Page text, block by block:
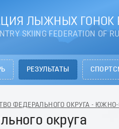
ЛЫЖНЫХ ГОНОК
SKIING FEDERATION OF
РЕЗУЛЬТАТЫ
ФЕДЕРАЛЬНОГО ОКРУГА -
округа